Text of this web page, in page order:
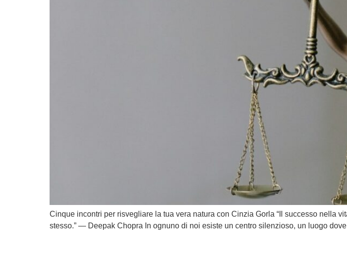
Cinque incontri per risvegliare la tua vera natura con Cinzia Gorla “Il successo nella
stesso.” — Deepak Chopra In ognuno di noi esiste un centro silenzioso, un luogo